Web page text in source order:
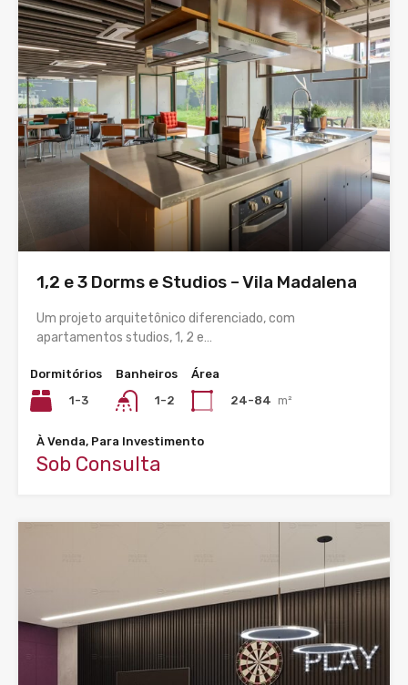
1,2 e 3 Dorms e Studios – Vila Madalena
Um projeto arquitetônico diferenciado, com
apartamentos studios, 1, 2 e…
Dormitórios
1-3
Banheiros
1-2
Área
24-84 m²
À Venda, Para Investimento
Sob Consulta